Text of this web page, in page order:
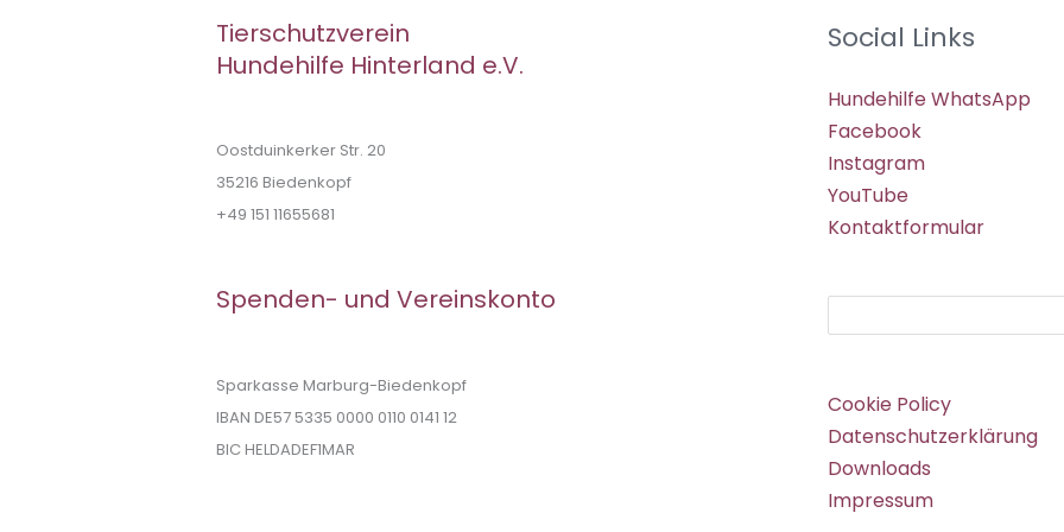
Tierschutzverein
Hundehilfe Hinterland e.V.
Oostduinkerker Str. 20
35216 Biedenkopf
+49 151 11655681
Spenden- und Vereinskonto
Sparkasse Marburg-Biedenkopf
IBAN DE57 5335 0000 0110 0141 12
BIC HELDADEF1MAR
Social Links
Hundehilfe WhatsApp
Facebook
Instagram
YouTube
Kontaktformular
Cookie Policy
Datenschutzerklärung
Downloads
Impressum